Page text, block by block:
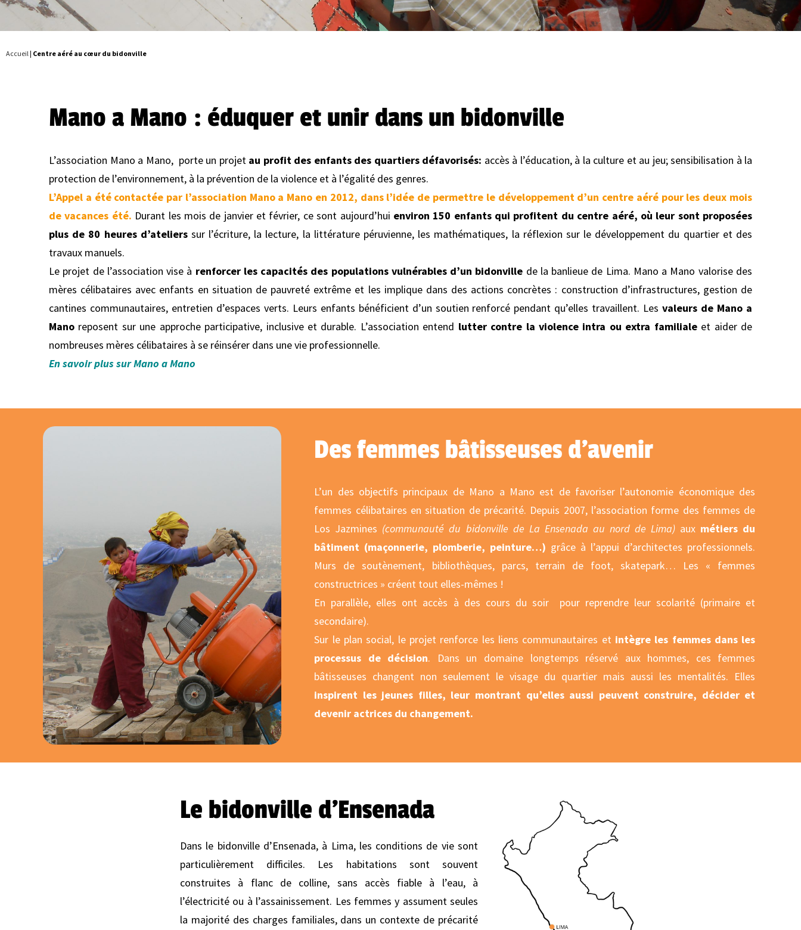
Accueil| Centre aéré au cœur du bidonville
Mano a Mano : éduquer et unir dans un bidonville
L’association Mano a Mano, porte un projet au profit des enfants des quartiers défavorisés: accès à l’éducation, à la culture et au jeu; sensibilisation à la
protection de l’environnement, à la prévention de la violence et à l’égalité des genres.
L’Appel a été contactée par l’association Mano a Mano en 2012, dans l’idée de permettre le développement d’un centre aéré pour les deux mois
de vacances été. Durant les mois de janvier et février, ce sont aujourd’hui environ 150 enfants qui profitent du centre aéré, où leur sont proposées
plus de 80 heures d’atelierssur l’écriture, la lecture, la littérature péruvienne, les mathématiques, la réflexion sur le développement du quartier et des
travaux manuels.
Le projet de l’association vise à renforcer les capacités des populations vulnérables d’un bidonville de la banlieue de Lima. Mano a Mano valorise des
mères célibataires avec enfants en situation de pauvreté extrême et les implique dans des actions concrètes : construction d’infrastructures, gestion de
cantines communautaires, entretien d’espaces verts. Leurs enfants bénéficient d’un soutien renforcé pendant qu’elles travaillent. Lesvaleurs de Mano a
Mano reposent sur une approche participative, inclusive et durable. L’association entend lutter contre la violence intra ou extra familialeet aider de
nombreuses mères célibataires à se réinsérer dans une vie professionnelle.
En savoir plus sur Mano a Mano
Des femmes bâtisseuses d’avenir
L’un des objectifs principaux de Mano a Mano est de favoriser l’autonomie économique des
femmes célibataires en situation de précarité. Depuis 2007, l’association forme des femmes de
Los Jazmines (communauté du bidonville de La Ensenada au nord de Lima) aux métiers du
bâtiment (maçonnerie, plomberie, peinture…) grâce à l’appui d’architectes professionnels.
Murs de soutènement, bibliothèques, parcs, terrain de foot, skatepark… Les « femmes
constructrices » créent tout elles-mêmes !
En parallèle, elles ont accès à des cours du soir pour reprendre leur scolarité (primaire et
secondaire).
Sur le plan social, le projet renforce les liens communautaires et intègre les femmes dans les
processus de décision. Dans un domaine longtemps réservé aux hommes, ces femmes
bâtisseuses changent non seulement le visage du quartier mais aussi les mentalités. Elles
inspirent les jeunes filles, leur montrant qu’elles aussi peuvent construire, décider et
devenir actrices du changement.
Le bidonville d'Ensenada
Dans le bidonville d’Ensenada, à Lima, les conditions de vie sont
particulièrement difficiles. Les habitations sont souvent
construites à flanc de colline, sans accès fiable à l’eau, à
l’électricité ou à l’assainissement. Les femmes y assument seules
la majorité des charges familiales, dans un contexte de précarité